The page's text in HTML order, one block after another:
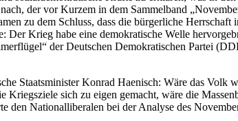
der vor Kurzem in dem Sammelband
zu dem Schluss, dass die bürgerliche
Krieg habe eine demokratische Welle
der Deutschen Demokratischen Partei
Staatsminister Konrad Haenisch: Wäre das
Kriegsziele sich zu eigen gemacht, wäre die
den Nationalliberalen bei der Analyse des